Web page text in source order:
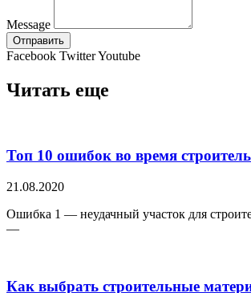
Message
Отправить
Facebook TwitterYoutube
Читать еще
Топ 10 ошибок во время
21.08.2020
Ошибка 1 — неудачный участок для
—
Как выбрать строительные